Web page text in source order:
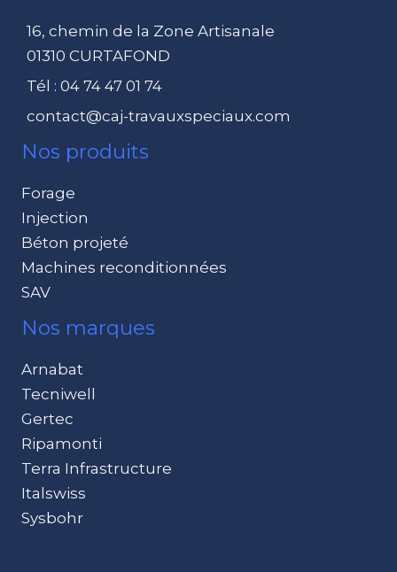
16, chemin de la Zone Artisanale
01310 CURTAFOND
Tél : 04 74 47 01 74
contact@caj-travauxspeciaux.com
Nos produits
Forage
Injection
Béton projeté
Machines reconditionnées
SAV
Nos marques
Arnabat
Tecniwell
Gertec
Ripamonti
Terra Infrastructure
Italswiss
Sysbohr